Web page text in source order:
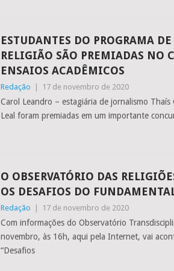
ESTUDANTES DO PROGRAMA
RELIGIÃO SÃO PREMIADAS NO
ENSAIOS ACADÊMICOS
Redação | 17 de novembro de 2020
Carol Leandro – estagiária de jornalismo
Leal foram premiadas em um importante
O OBSERVATÓRIO DAS
OS DESAFIOS DO
Redação | 17 de novembro de 2020
Com informações do Observatório
novembro, às 16h, aqui pela Internet, vai
“Desafios